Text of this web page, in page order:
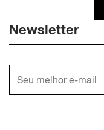
Newsletter